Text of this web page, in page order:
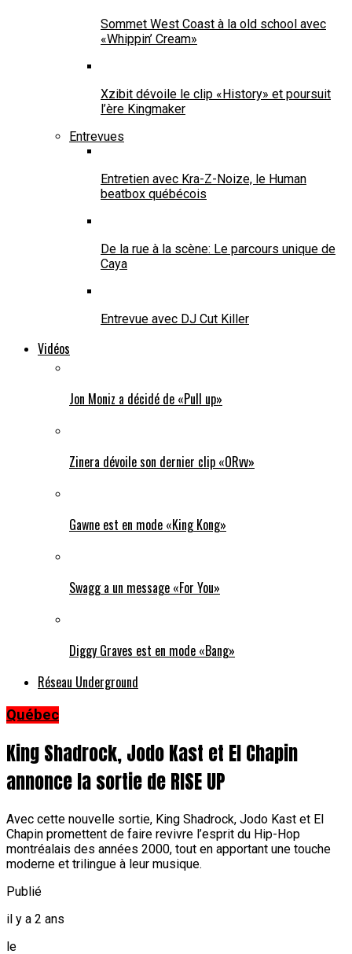
Sommet West Coast à la old school avec
«Whippin’ Cream»
Xzibit dévoile le clip «History» et poursuit
l’ère Kingmaker
Entrevues
Entretien avec Kra-Z-Noize, le Human
beatbox québécois
De la rue à la scène: Le parcours unique de
Caya
Entrevue avec DJ Cut Killer
Vidéos
Jon Moniz a décidé de «Pull up»
Zinera dévoile son dernier clip «ORvv»
Gawne est en mode «King Kong»
Swagg a un message «For You»
Diggy Graves est en mode «Bang»
Réseau Underground
Québec
King Shadrock, Jodo Kast et El Chapin
annonce la sortie de RISE UP
Avec cette nouvelle sortie, King Shadrock, Jodo Kast et El
Chapin promettent de faire revivre l’esprit du Hip-Hop
montréalais des années 2000, tout en apportant une touche
moderne et trilingue à leur musique.
Publié
il y a 2 ans
le